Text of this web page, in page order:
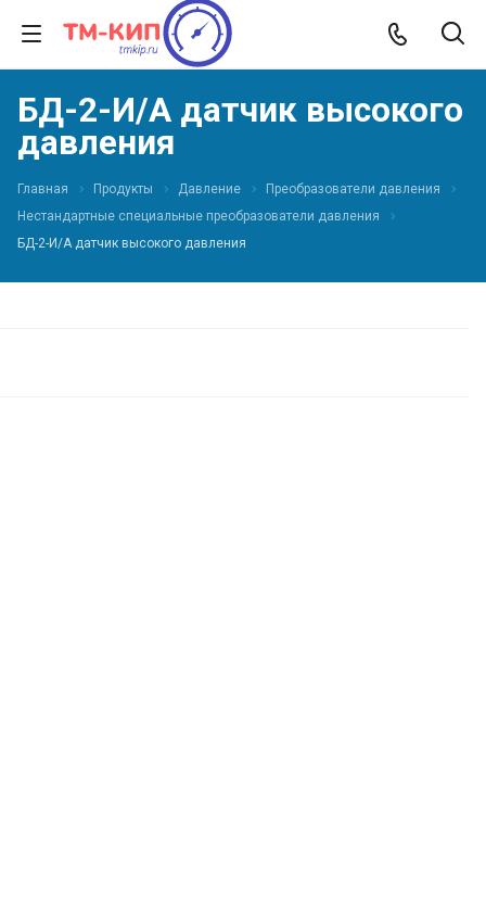
БД-2-И/А датчик высокого
давления
Главная Продукты Давление
Преобразователи давления
Нестандартные специальные преобразователи давления
БД-2-И/А датчик высокого давления